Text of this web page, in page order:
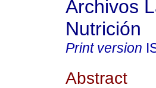
Archivos
Nutrición
Print version
Abstract